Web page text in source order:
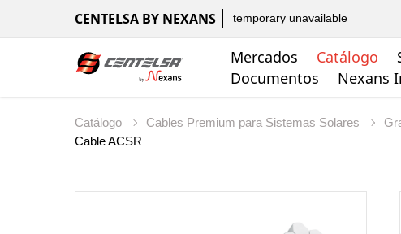
CENTELSA BY NEXANS temporary unavailable
Mercados Catálogo
Documentos
Nexans
Catálogo Cables Premium para Sistemas Solares
Cable ACSR